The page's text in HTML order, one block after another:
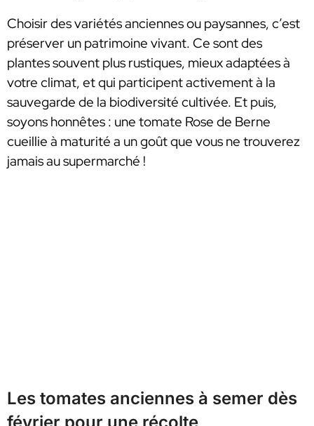
Choisir des variétés anciennes ou paysannes, c’est
préserver un patrimoine vivant. Ce sont des
plantes souvent plus rustiques, mieux adaptées à
votre climat, et qui participent activement à la
sauvegarde de la biodiversité cultivée. Et puis,
soyons honnêtes : une tomate Rose de Berne
cueillie à maturité a un goût que vous ne trouverez
jamais au supermarché !
Les tomates anciennes à semer dès